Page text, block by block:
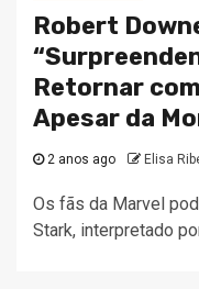
Robert
Retornar
Apesar da
2 anos ago Elisa
Os fãs da Marvel
Stark, interpretado